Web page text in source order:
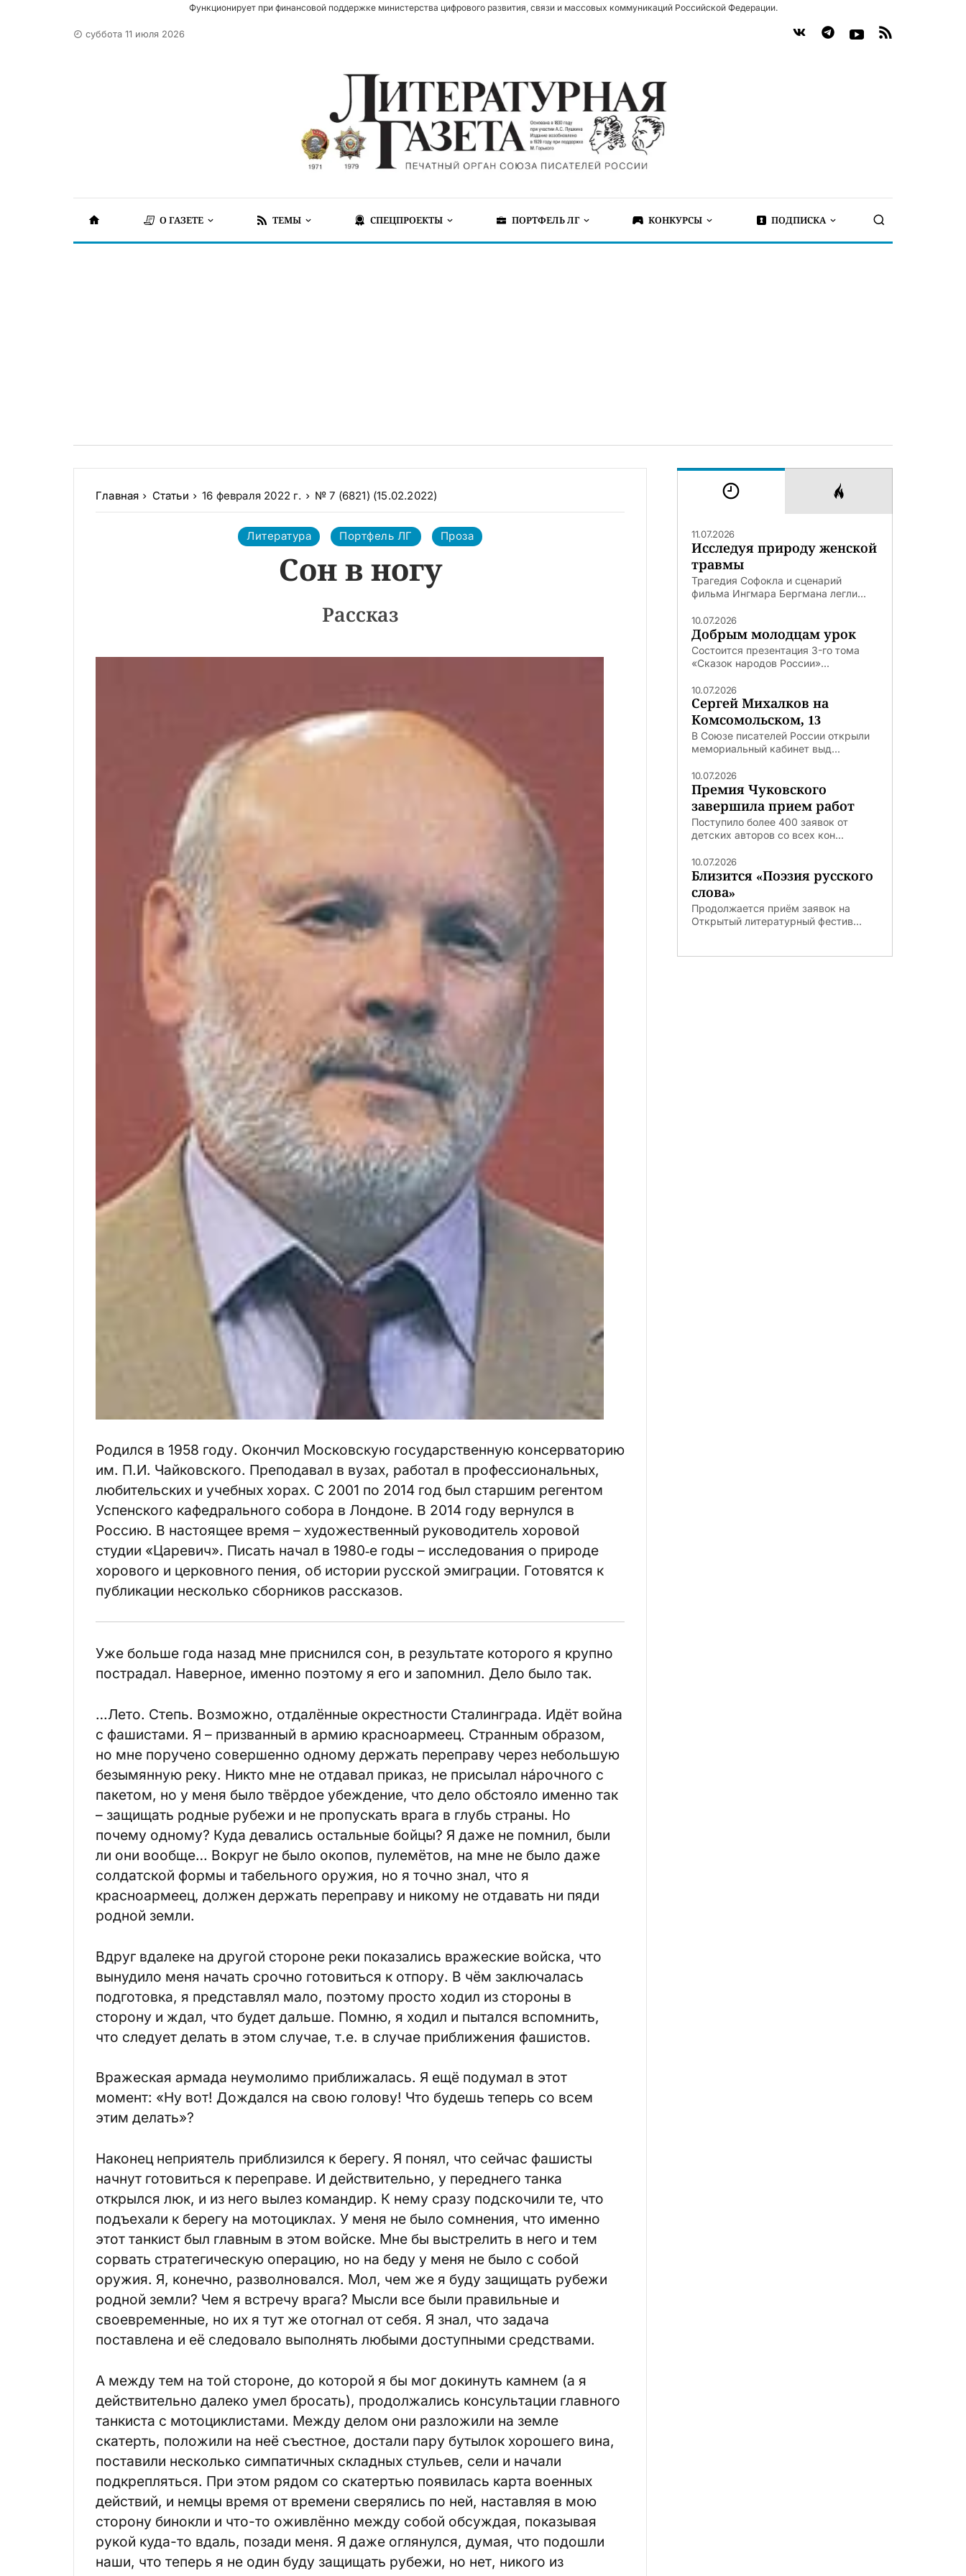
Функционирует при финансовой поддержке министерства цифрового развития, связи и массовых коммуникаций Российской Федерации.
суббота 11 июля 2026
О ГАЗЕТЕ ТЕМЫ СПЕЦПРОЕКТЫ ПОРТФЕЛЬ ЛГ КОНКУРСЫ ПОДПИСКА
Главная Статьи 16 февраля 2022 г. № 7 (6821) (15.02.2022)
Литература Портфель ЛГ Проза
Сон в ногу
Рассказ
Родился в 1958 году. Окончил Московскую государственную консерваторию
им. П.И. Чайковского. Преподавал в вузах, работал в профессиональных,
любительских и учебных хорах. С 2001 по 2014 год был старшим регентом
Успенского кафедрального собора в Лондоне. В 2014 году вернулся в
Россию. В настоящее время – художественный руководитель хоровой
студии «Царевич». Писать начал в 1980‑е годы – исследования о природе
хорового и церковного пения, об истории русской эмиграции. Готовятся к
публикации несколько сборников рассказов.
Уже больше года назад мне приснился сон, в результате которого я крупно
пострадал. Наверное, именно поэтому я его и запомнил. Дело было так.
…Лето. Степь. Возможно, отдалённые окрестности Сталинграда. Идёт война
с фашистами. Я – призванный в армию красноармеец. Странным образом,
но мне поручено совершенно одному держать переправу через небольшую
безымянную реку. Никто мне не отдавал приказ, не присылал нáрочного с
пакетом, но у меня было твёрдое убеждение, что дело обстояло именно так
– защищать родные рубежи и не пропускать врага в глубь страны. Но
почему одному? Куда девались остальные бойцы? Я даже не помнил, были
ли они вообще… Вокруг не было окопов, пулемётов, на мне не было даже
солдатской формы и табельного оружия, но я точно знал, что я
красноармеец, должен держать переправу и никому не отдавать ни пяди
родной земли.
Вдруг вдалеке на другой стороне реки показались вражеские войска, что
вынудило меня начать срочно готовиться к отпору. В чём заключалась
подготовка, я представлял мало, поэтому просто ходил из стороны в
сторону и ждал, что будет дальше. Помню, я ходил и пытался вспомнить,
что следует делать в этом случае, т.е. в случае приближения фашистов.
Вражеская армада неумолимо приближалась. Я ещё подумал в этот
момент: «Ну вот! Дождался на свою голову! Что будешь теперь со всем
этим делать»?
Наконец неприятель приблизился к берегу. Я понял, что сейчас фашисты
начнут готовиться к переправе. И действительно, у переднего танка
открылся люк, и из него вылез командир. К нему сразу подскочили те, что
подъехали к берегу на мотоциклах. У меня не было сомнения, что именно
этот танкист был главным в этом войске. Мне бы выстрелить в него и тем
сорвать стратегическую операцию, но на беду у меня не было с собой
оружия. Я, конечно, разволновался. Мол, чем же я буду защищать рубежи
родной земли? Чем я встречу врага? Мысли все были правильные и
своевременные, но их я тут же отогнал от себя. Я знал, что задача
поставлена и её следовало выполнять любыми доступными средствами.
А между тем на той стороне, до которой я бы мог докинуть камнем (а я
действительно далеко умел бросать), продолжались консультации главного
танкиста с мотоциклистами. Между делом они разложили на земле
скатерть, положили на неё съестное, достали пару бутылок хорошего вина,
поставили несколько симпатичных складных стульев, сели и начали
подкрепляться. При этом рядом со скатертью появилась карта военных
действий, и немцы время от времени сверялись по ней, наставляя в мою
сторону бинокли и что-то оживлённо между собой обсуждая, показывая
рукой куда-то вдаль, позади меня. Я даже оглянулся, думая, что подошли
наши, что теперь я не один буду защищать рубежи, но нет, никого из
11.07.2026
Исследуя природу женской
травмы
Трагедия Софокла и сценарий
фильма Ингмара Бергмана легли...
10.07.2026
Добрым молодцам урок
Состоится презентация 3-го тома
«Сказок народов России»...
10.07.2026
Сергей Михалков на
Комсомольском, 13
В Союзе писателей России открыли
мемориальный кабинет выд...
10.07.2026
Премия Чуковского
завершила прием работ
Поступило более 400 заявок от
детских авторов со всех кон...
10.07.2026
Близится «Поэзия русского
слова»
Продолжается приём заявок на
Открытый литературный фестив...